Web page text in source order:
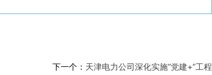
下一个： 天津电力公司深化实施“党建+”工程